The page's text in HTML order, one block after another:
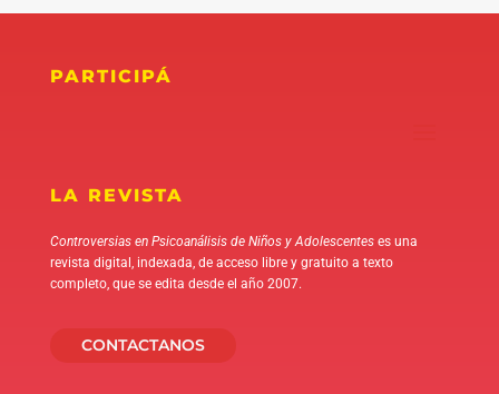
PARTICIPÁ
LA REVISTA
Controversias en Psicoanálisis de Niños y Adolescenteses una
revista digital, indexada, de acceso libre y gratuito a texto
completo, que se edita desde el año 2007.
CONTACTANOS